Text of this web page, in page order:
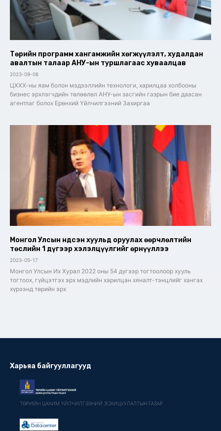
Төрийн программ хангамжийн хөгжүүлэлт, худалдан
авалтын талаар АНУ-ын туршлагаас хуваалцав
2023-09-06
ЦХХХ-ны яам болон мэдээллийн технологи, харилцаа холбооны
бизнес эрхлэгчдийн төлөөлөл АНУ-ын засгийн газрын бие даасан
агентлаг болох Ерөнхий Үйлчилгээний Захиргаа
Монгол Улсын Үндсэн хуульд оруулах өөрчлөлтийн
төслийн 1 дүгээр хэлэлцүүлгийг өрнүүллээ
2023-05-17
Монгол Улсын Их Хурал 2022 оны 54 дүгээр тогтоолоор хууль
тогтоох, гүйцэтгэх эрх мэдлийн харилцан хяналт-тэнцлийг хангах
хүрээнд төрийн эрх
Харьяа байгууллагууд
ТӨРИЙН ЦАХИМ ҮЙЛЧИЛГЭЭНИЙ ЗОХИЦУУЛАЛТЫН ГАЗАР